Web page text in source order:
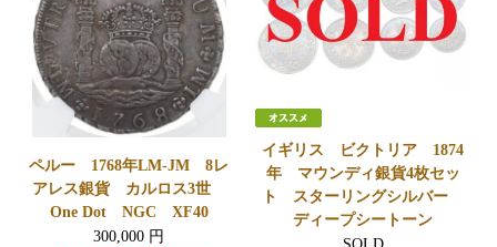
ペルー 1768年LM-JM 8レ
アレス銀貨 カルロス3世
One Dot NGC XF40
300,000 円
イギリス ビクトリア 1874
年 マウンディ銀貨4枚セッ
ト スターリングシルバー
ディープシートーン